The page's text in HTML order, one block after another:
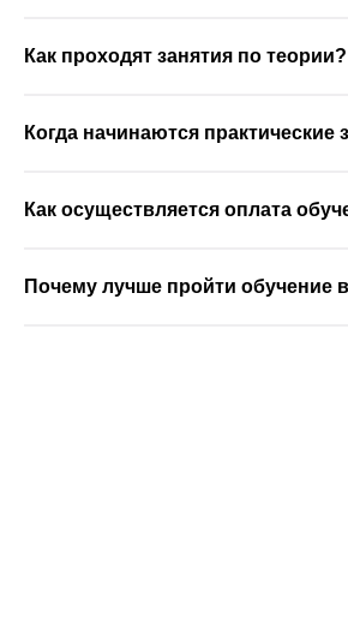
Как проходят занятия по теории?
Когда начинаются практические
Как осуществляется оплата
Почему лучше пройти обучение